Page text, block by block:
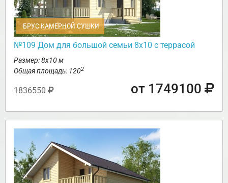
БРУС КАМЕРНОЙ СУШКИ
№109 Дом для большой семьи 8х10 с террасой
Размер: 8х10 м
Общая площадь: 1202
1836550 от 1749100